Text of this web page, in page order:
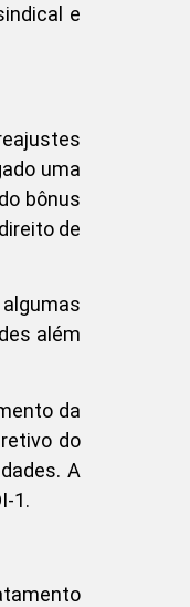
e
uma
bônus
de
além
da
do
A
1.